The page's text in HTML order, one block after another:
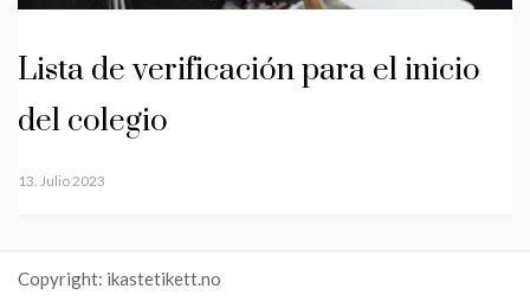
Lista de verificación para el inicio
del colegio
13. Julio 2023
Copyright: ikastetikett.no